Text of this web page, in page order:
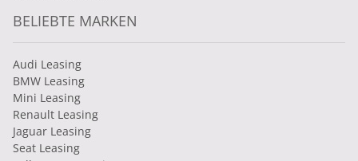
BELIEBTE MARKEN
Audi Leasing
BMW Leasing
Mini Leasing
Renault Leasing
Jaguar Leasing
Seat Leasing